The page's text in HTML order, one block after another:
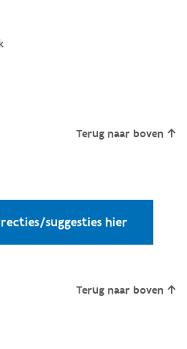
Terug naar boven
suggesties hier
Terug naar boven